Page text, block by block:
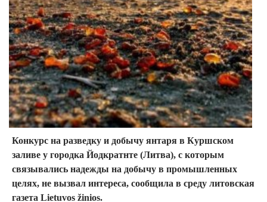
Конкурс на разведку и добычу янтаря в Куршском
заливе у городка Йодкратнте (Литва), с которым
связывались надежды на добычу в промышленных
целях, не вызвал интереса, сообщила в среду литовская
газета Lietuvos žinios.